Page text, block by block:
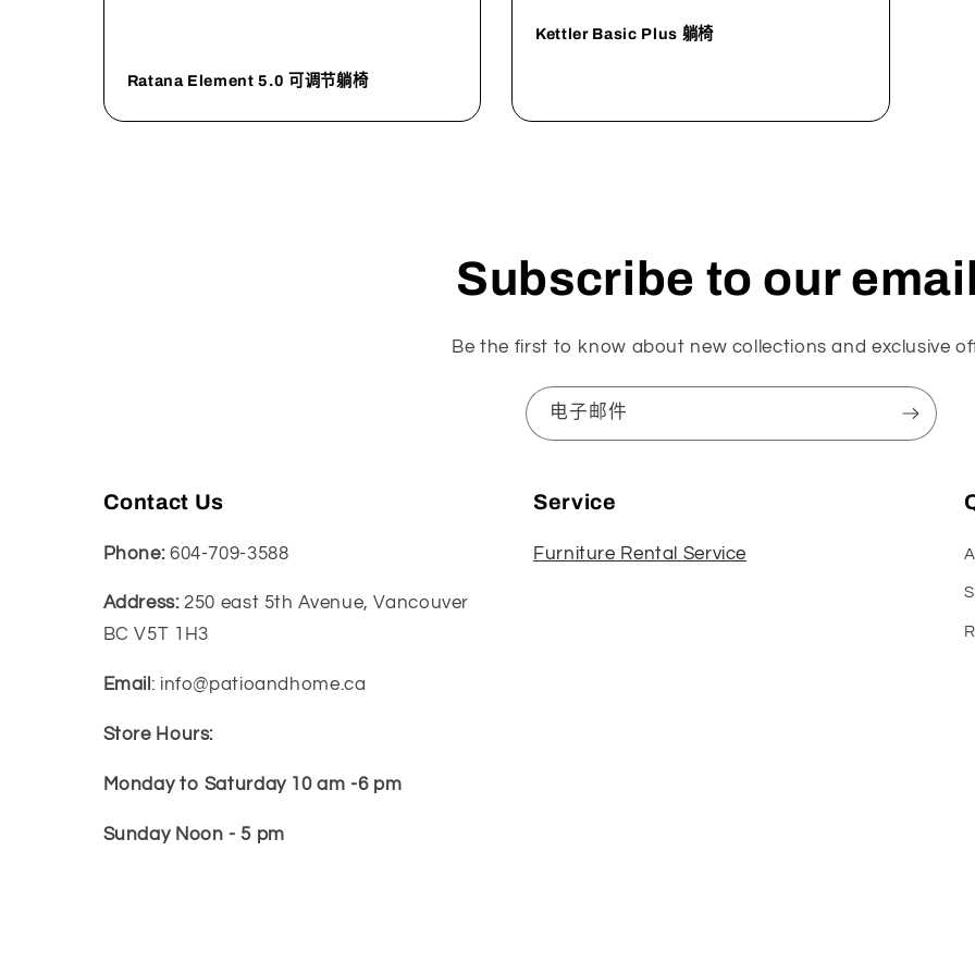
Ratana Element 5.0 可调节躺椅
Kettler Basic Plus 躺椅
Subscribe to our
Be the first to know about new collections and exclusive
电子邮件
Contact Us
Phone: 604-709-3588
Address:250 east 5th Avenue, Vancouver
BC V5T 1H3
Email : info@patioandhome.ca
Store Hours:
Monday to Saturday 10 am -6 pm
Sunday Noon - 5 pm
Service
Furniture Rental Service